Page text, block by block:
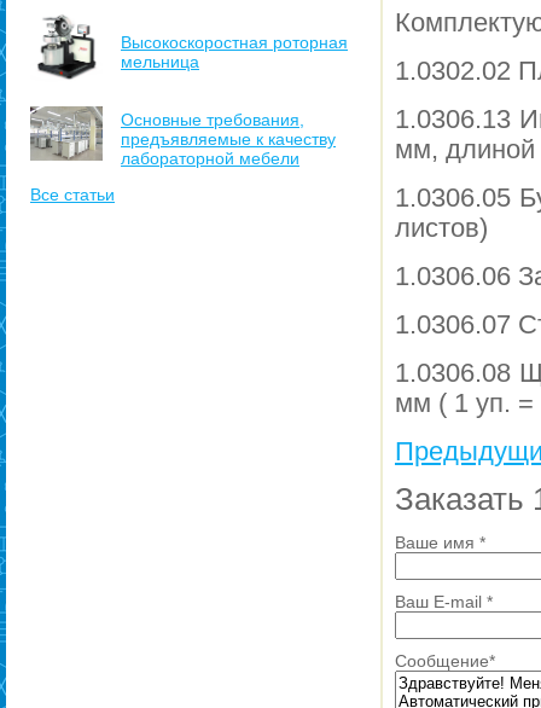
Высокоскоростная роторная
мельница
Основные требования,
предъявляемые к качеству
лабораторной мебели
Все статьи
1.0302.02
1.0306.13
мм,
1.0306.05
листов)
1.0306.06
1.0306.07
1.0306.08
мм ( 1 уп.
Заказать
Ваше имя *
Ваш E-mail *
Сообщение*